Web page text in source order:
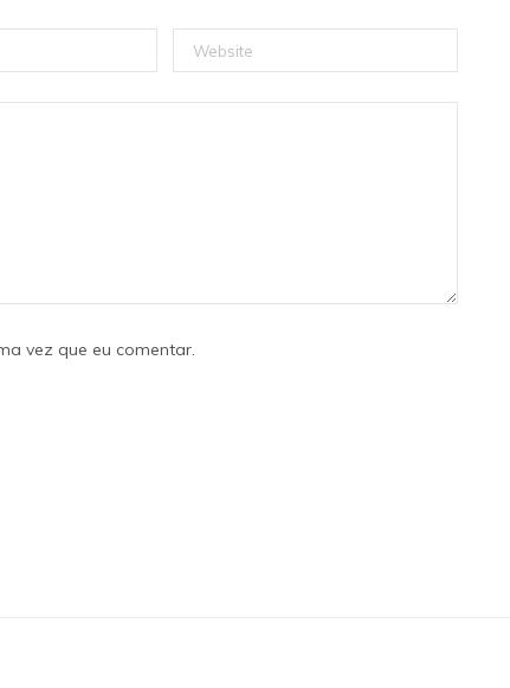
vez que eu comentar.